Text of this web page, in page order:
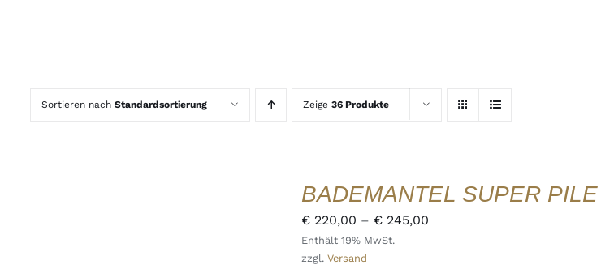
Sortieren nach Standardsortierung Zeige 36 Produkte
BADEMANTEL SUPER PILE
€220,00 – €245,00Preisspanne:
Enthält 19% MwSt.
zzgl. Versand